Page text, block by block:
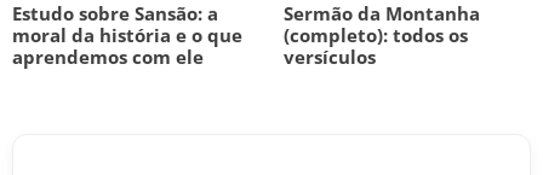
Estudo sobre Sansão: a
moral da história e o que
aprendemos com ele
Sermão da Montanha
(completo): todos os
versículos